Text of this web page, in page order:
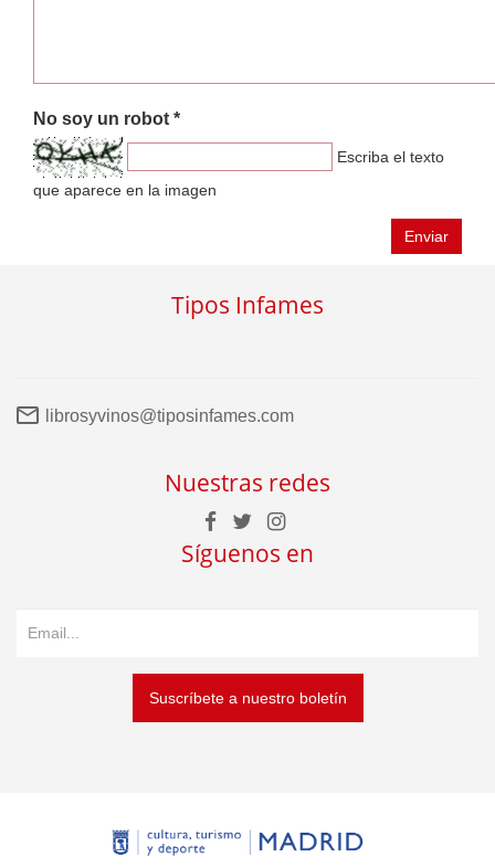
No soy un robot *
Escriba el texto
que aparece en la imagen
Enviar
Tipos Infames
librosyvinos@tiposinfames.com
Nuestras redes
Síguenos en
Suscríbete a nuestro boletín